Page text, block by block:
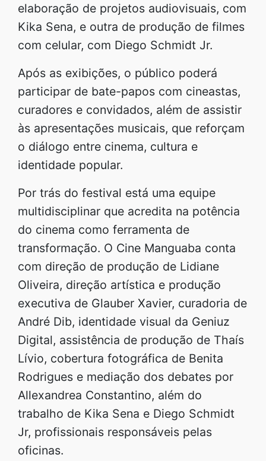
elaboração de projetos audiovisuais, com
Kika Sena, e outra de produção de filmes
com celular, com Diego Schmidt Jr.
Após as exibições, o público poderá
participar de bate-papos com cineastas,
curadores e convidados, além de assistir
às apresentações musicais, que reforçam
o diálogo entre cinema, cultura e
identidade popular.
Por trás do festival está uma equipe
multidisciplinar que acredita na potência
do cinema como ferramenta de
transformação. O Cine Manguaba conta
com direção de produção de Lidiane
Oliveira, direção artística e produção
executiva de Glauber Xavier, curadoria de
André Dib, identidade visual da Geniuz
Digital, assistência de produção de Thaís
Lívio, cobertura fotográfica de Benita
Rodrigues e mediação dos debates por
Allexandrea Constantino, além do
trabalho de Kika Sena e Diego Schmidt
Jr, profissionais responsáveis pelas
oficinas.